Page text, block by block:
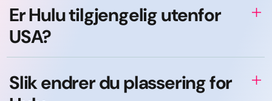
Er Hulu tilgjengelig utenfor
USA?
Slik endrer du plassering for